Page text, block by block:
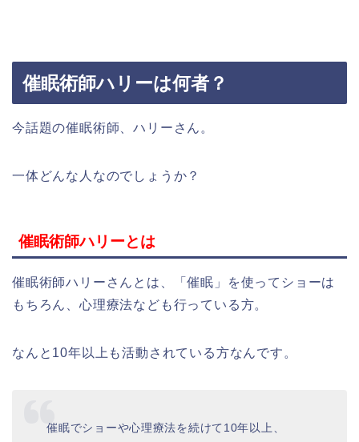
催眠術師ハリーは何者？
今話題の催眠術師、ハリーさん。
一体どんな人なのでしょうか？
催眠術師ハリーとは
催眠術師ハリーさんとは、「催眠」を使ってショーは
もちろん、心理療法なども行っている方。
なんと10年以上も活動されている方なんです。
催眠でショーや心理療法を続けて10年以上、